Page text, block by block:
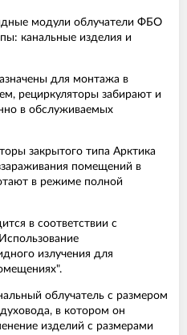
модули облучатели ФБО
канальные изделия и
для монтажа в
рециркуляторы забирают и
в обслуживаемых
закрытого типа Арктика
помещений в
в режиме полной
в соответствии с
излучения для
облучатель с размером
в котором он
изделий с размерами